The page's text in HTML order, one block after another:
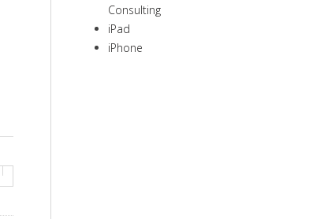
Consulting
iPad
iPhone